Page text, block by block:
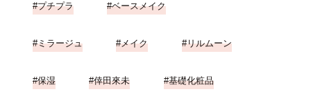
プチプラ ベースメイク
ミラージュ メイク リルムーン
保湿 倖田來未 基礎化粧品